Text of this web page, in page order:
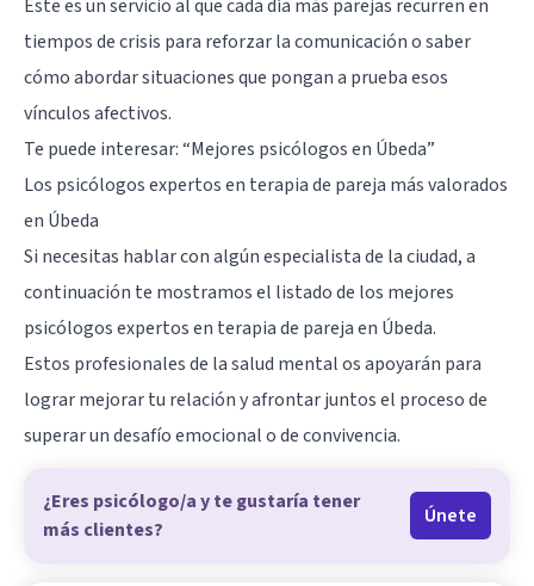
Este es un servicio al que cada día más parejas recurren en
tiempos de crisis para reforzar la comunicación o saber
cómo abordar situaciones que pongan a prueba esos
vínculos afectivos.
Te puede interesar:“Mejores psicólogos en Úbeda”
Los psicólogos expertos en terapia de pareja más valorados
en Úbeda
Si necesitas hablar con algún especialista de la ciudad, a
continuación te mostramos el listado de los mejores
psicólogos expertos en terapia de pareja en Úbeda.
Estos profesionales de la salud mental os apoyarán para
lograr mejorar tu relación y afrontar juntos el proceso de
superar un desafío emocional o de convivencia.
¿Eres psicólogo/a y te gustaría tener
más clientes?
Únete